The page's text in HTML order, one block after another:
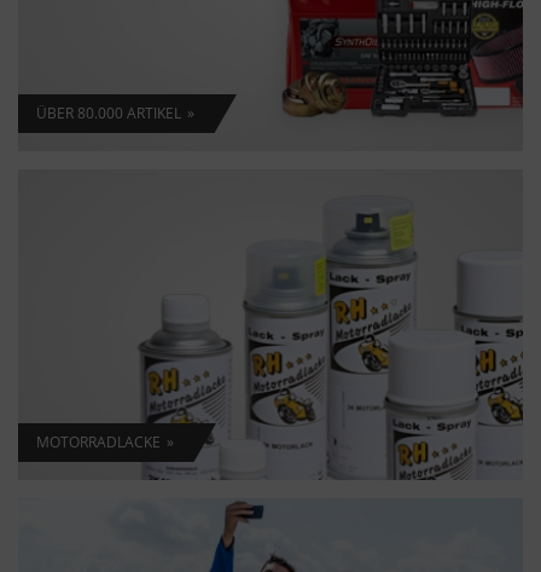
ÜBER 80.000 ARTIKEL
MOTORRADLACKE